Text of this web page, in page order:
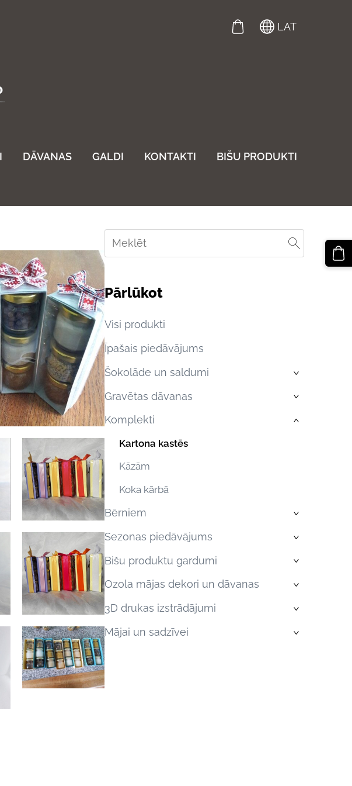
DĀVANAS GALDI KONTAKTI
BIŠU PRODUKTI
LAT
Pārlūkot
Visi produkti
Īpašais piedāvājums
Šokolāde un saldumi
›
Gravētas dāvanas ›
Komplekti
Kartona kastēs
Kāzām
Koka kārbā
›
Bērniem ›
Sezonas piedāvājums ›
Bišu produktu gardumi ›
Ozola mājas dekori un dāvanas ›
3D drukas izstrādājumi ›
Mājai un sadzīvei ›